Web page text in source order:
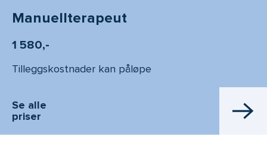
Manuellterapeut
1 580,-
Tilleggskostnader kan påløpe
Se alle
priser